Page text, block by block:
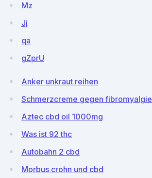
Mz
Jj
qa
gZprU
Anker unkraut reihen
Schmerzcreme gegen fibromyalgie
Aztec cbd oil 1000mg
Was ist 92 thc
Autobahn 2 cbd
Morbus crohn und cbd